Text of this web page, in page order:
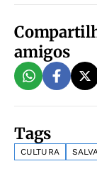
amigos
Tags
CULTURA